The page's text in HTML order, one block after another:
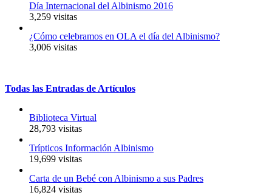
Día Internacional del Albinismo 2016
3,259 visitas
¿Cómo celebramos en OLA el día del Albinismo?
3,006 visitas
Todas las Entradas de Artículos
Biblioteca Virtual
28,793 visitas
Trípticos Información Albinismo
19,699 visitas
Carta de un Bebé con Albinismo a sus Padres
16,824 visitas